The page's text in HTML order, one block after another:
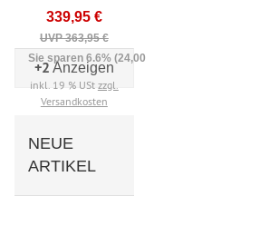
339,95 €
UVP 363,95 €
Sie sparen 6.6% (24,00 €)
inkl. 19 % USt zzgl.
Versandkosten
+2Anzeigen
NEUE
ARTIKEL